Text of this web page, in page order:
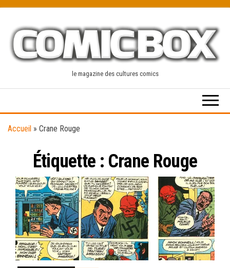
content
le magazine des cultures comics
Accueil » Crane Rouge
Étiquette : Crane Rouge